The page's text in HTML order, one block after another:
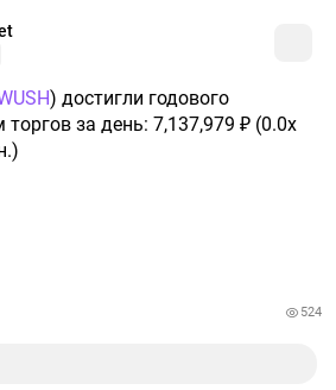
) достигли годового
за день: 7,137,979 ₽ (0.0x
524